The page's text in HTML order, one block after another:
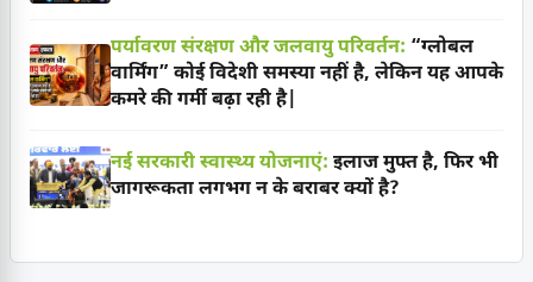
पर्यावरण संरक्षण और जलवायु परिवर्तन: “ग्लोबल
वार्मिंग” कोई विदेशी समस्या नहीं है, लेकिन यह आपके
कमरे की गर्मी बढ़ा रही है|
नई सरकारी स्वास्थ्य योजनाएं: इलाज मुफ्त है, फिर भी
जागरूकता लगभग न के बराबर क्यों है?